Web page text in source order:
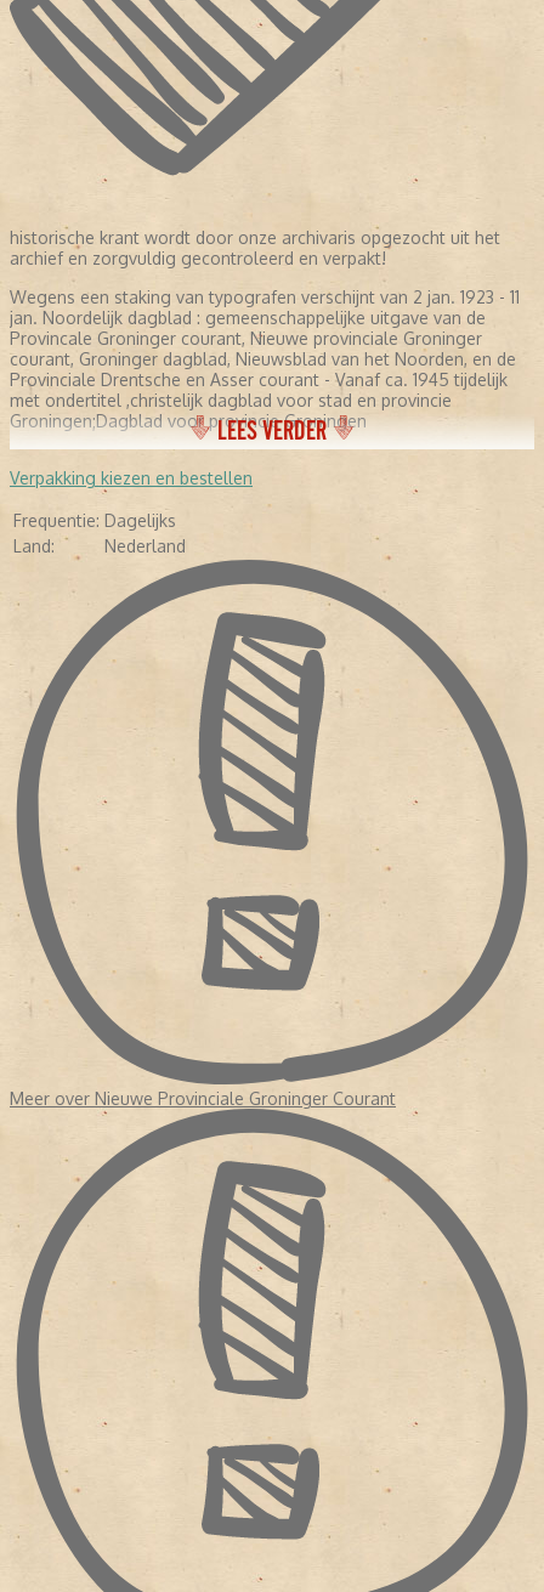
historische krant wordt door onze archivaris opgezocht uit het
archief en zorgvuldig gecontroleerd en verpakt!
Wegens een staking van typografen verschijnt van 2 jan. 1923 - 11
jan. Noordelijk dagblad : gemeenschappelijke uitgave van de
Provincale Groninger courant, Nieuwe provinciale Groninger
courant, Groninger dagblad, Nieuwsblad van het Noorden, en de
Provinciale Drentsche en Asser courant - Vanaf ca. 1945 tijdelijk
met ondertitel ,christelijk dagblad voor stad en provincie
Groningen;Dagblad voor provincie Groningen
LEES VERDER
Verpakking kiezen en bestellen
Frequentie: Dagelijks
Land:
Nederland
Meer over Nieuwe Provinciale Groninger Courant